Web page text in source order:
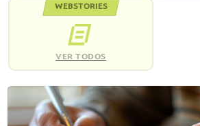
WEBSTORIES
VER TODOS